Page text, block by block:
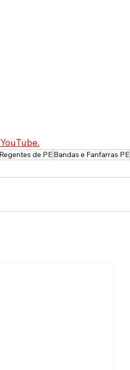
.
de PEBandas e Fanfarras PE